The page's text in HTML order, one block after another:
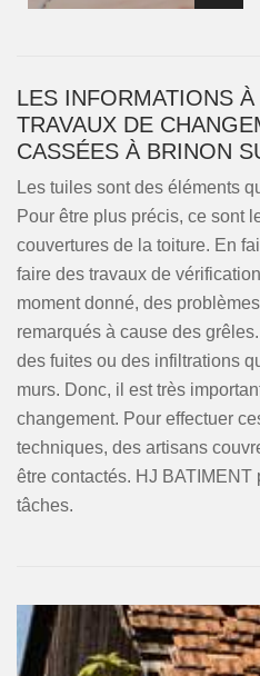
LES INFORMATIONS
TRAVAUX DE
CASSÉES À BRINON
Les tuiles sont des éléments
Pour être plus précis, ce sont
couvertures de la toiture. En
faire des travaux de
moment donné, des
remarqués à cause des
des fuites ou des infiltrations
murs. Donc, il est très
changement. Pour effectuer
techniques, des artisans
être contactés. HJ BATIMENT
tâches.